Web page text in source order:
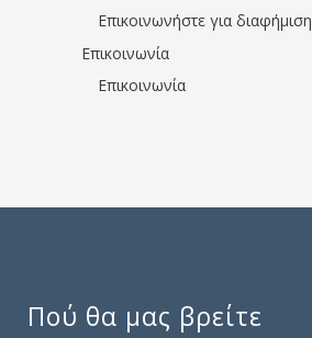
Επικοινωνήστε για διαφήμιση
Επικοινωνία
Επικοινωνία
Πού θα μας βρείτε